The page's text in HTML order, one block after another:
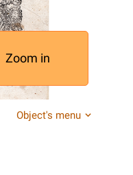
Zoom in
Object's menu